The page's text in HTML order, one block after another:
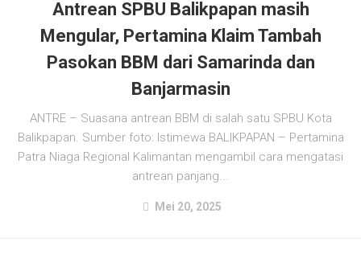
Antrean SPBU Balikpapan masih
Mengular, Pertamina Klaim Tambah
Pasokan BBM dari Samarinda dan
Banjarmasin
ANTRE – Suasana antrean BBM di salah satu SPBU Kota
Balikpapan. Sumber foto: Istimewa BALIKPAPAN – Pertamina
Patra Niaga Regional Kalimantan mengambil cara mengatasi
antrean panjang...
Mei 20, 2025